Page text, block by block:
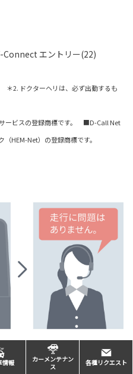
エントリー(22)
＊2. ドクターヘリは、必ず出動するも
ービスの登録商標です。 ■D-Call Net
HEM-Net）の登録商標です。
2＊3
情報
カーメンテナン
ス
各種リクエスト